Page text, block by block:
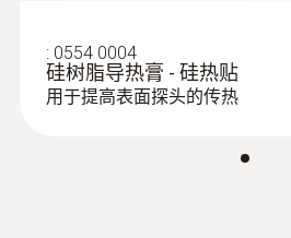
testo 400 - 空調通風系統
三功能熱線風速探頭）
: 0554 0004
硅树脂导热膏 - 硅热贴
用于提高表面探头的传热